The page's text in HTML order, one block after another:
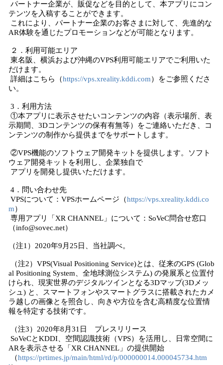
パートナー企業が、販促などを目的として、本アプリにコン
テンツを入稿することができます。
これにより、パートナー企業のお客さまに対して、先進的な
AR体験を通じたプロモーションなどが可能となります。
２．利用可能エリア
東名阪、横浜および沖縄のVPS利用可能エリアでご利用いた
だけます。
詳細はこちら（https://vps.xreality.kddi.com）をご参照くださ
い。
3．利用方法
①本アプリに表示させたいコンテンツの内容（表示場所、表
示期間、3Dコンテンツの保有有無等）をご連絡いただき、コ
ンテンツの制作から提供までをサポートします。
②VPS機能のソフトウェア開発キットを提供します。ソフト
ウェア開発キットを利用し、企業独自で
アプリを開発し提供いただけます。
4．問い合わせ先
VPSについて：VPSホームページ（https://vps.xreality.kddi.co
m）
専用アプリ「XR CHANNEL」について：SoVeC問合せ窓口
（info@sovec.net）
（注1）2020年9月25日、当社調べ。
（注2）VPS(Visual Positioning Service)とは、従来のGPS (Glob
al Positioning System、全地球測位システム) の発展系と位置付
けられ、現実世界のデジタルツインとなる3Dマップ(3Dメッ
シュ) と、スマートフォンやスマートグラスに搭載されたカメ
ラ越しの画像とを照合し、向きや方位を含む高精度な位置情
報を特定する技術です。
（注3）2020年8月31日 プレスリリース
SoVeCとKDDI、空間認識技術（VPS）を活用し、日常空間に
ARを表示させる「XR CHANNEL」の提供開始
（https://prtimes.jp/main/html/rd/p/000000014.000045734.htm